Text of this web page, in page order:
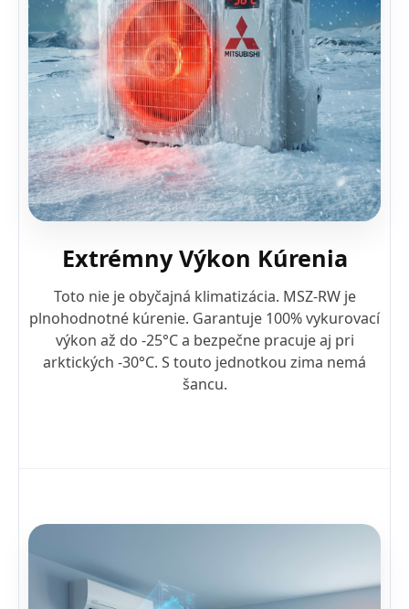
Extrémny Výkon Kúrenia
Toto nie je obyčajná klimatizácia. MSZ-RW je
plnohodnotné kúrenie. Garantuje 100% vykurovací
výkon až do -25°C a bezpečne pracuje aj pri
arktických -30°C. S touto jednotkou zima nemá
šancu.